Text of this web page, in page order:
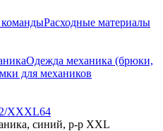
Расходные материалы
Одежда механика (брюки,
для механиков
XXXL64
синий, р-р XXL